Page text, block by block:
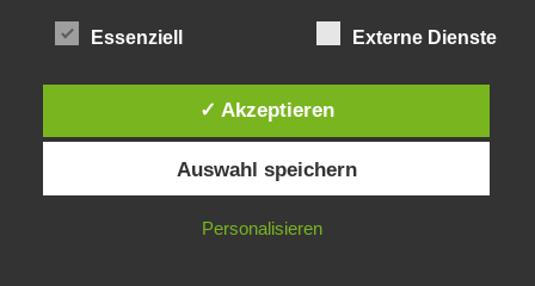
schwingen. Auch wenn Sie nur zuhören wollen, sind
14.30-16.30 Uhr, Boccia Richterswil,
Alte Landstr. 70, Richterswil (oberhalb Tuwag-Areal
Essenziell Externe Dienste
✓ Akzeptieren
Auswahl speichern
Personalisieren